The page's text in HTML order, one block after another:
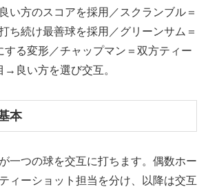
い方のスコアを採用／スクランブル＝
ち続け最善球を採用／グリーンサム＝
する変形／チャップマン＝双方ティー
良い方を選び交互。
本
一つの球を交互に打ちます。偶数ホー
ィーショット担当を分け、以降は交互